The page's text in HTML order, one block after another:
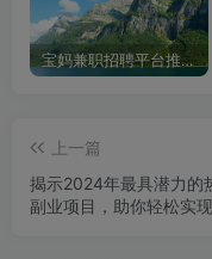
宝妈兼职招聘平台推荐，轻松找到理想工作！
上一篇
揭示2024年最具潜力的
副业项目，助你轻松实